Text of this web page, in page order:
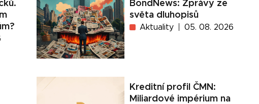
BondNews: Zprávy ze
světa dluhopisů
Aktuality 05. 08. 2026
Kreditní profil ČMN:
Miliardové impérium na